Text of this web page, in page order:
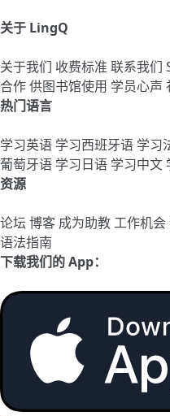
关于 LingQ
关于我们 收费标准 联系我们
合作供图书馆使用 学员心声
热门语言
学习英语 学习西班牙语 学习
葡萄牙语 学习日语 学习中文
资源
论坛 博客 成为助教工作机会
语法指南
下载我们的 App：